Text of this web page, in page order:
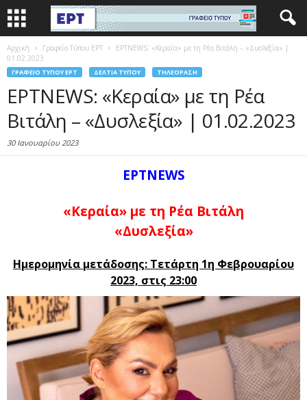
Αρχική Γραφείο Τύπου ΕΡΤ
ΕΡΤNEWS: «Κεραία» με τη Ρέα Βιτάλη – «Δυσλεξία» |
01.02.2023
ΓΡΑΦΕΊΟ ΤΎΠΟΥ ΕΡΤ ΔΕΛΤΊΑ ΤΎΠΟΥ ΤΗΛΕΌΡΑΣΗ
ΕΡΤNEWS: «Κεραία» με τη Ρέα
Βιτάλη – «Δυσλεξία» | 01.02.2023
30 Ιανουαρίου 2023
ΕΡΤNEWS
«Κεραία» με τη Ρέα Βιτάλη
«Δυσλεξία»
Ημερομηνία μετάδοσης: Τετάρτη 1η Φεβρουαρίου
2023, στις 23:00